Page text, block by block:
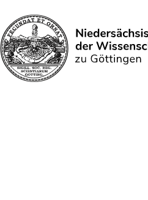
Suchen